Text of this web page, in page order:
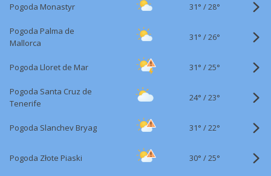
Pogoda Monastyr 31° /28°
Pogoda Palma de
Mallorca
31° /26°
Pogoda Lloret de Mar 31° /25°
Pogoda Santa Cruz de
Tenerife
24° /23°
Pogoda Slanchev Bryag 31° /22°
Pogoda Złote Piaski 30° /25°